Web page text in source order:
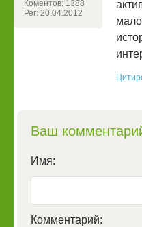
Коментов: 1388
Рег: 20.04.2012
Ваш
Имя:
Комментарий: